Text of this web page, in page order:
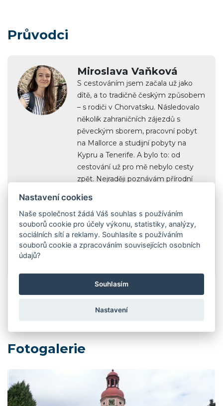
Průvodci
Miroslava Vaňková
S cestováním jsem začala už jako
dítě, a to tradičně českým způsobem
– s rodiči v Chorvatsku. Následovalo
několik zahraničních zájezdů s
pěveckým sborem, pracovní pobyt
na Mallorce a studijní pobyty na
Kypru a Tenerife. A bylo to: od
cestování už pro mě nebylo cesty
zpět. Nejraději poznávám přírodní
Evropy, ale uchvátila mě i Indonésie
a Norsko. V posledních letech jsem
se dostala od cestování i k tvorbě
itinerářů a následně k průvodcování –
nejprve rodiny a kamarádů, pak i
Fotogalerie
Nastavení cookies
Naše společnost žádá Váš souhlas s používáním
souborů cookie pro účely výkonu, statistiky, analýzy,
sociálních sítí a reklamy. Souhlasíte s používáním
souborů cookie a zpracováním souvisejících osobních
údajů?
Souhlasím
Nastavení